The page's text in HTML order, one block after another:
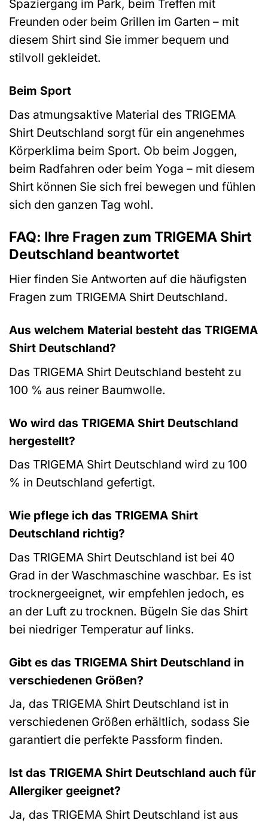
Spaziergang im Park, beim Treffen mit
Freunden oder beim Grillen im Garten – mit
diesem Shirt sind Sie immer bequem und
stilvoll gekleidet.
Beim Sport
Das atmungsaktive Material des TRIGEMA
Shirt Deutschland sorgt für ein angenehmes
Körperklima beim Sport. Ob beim Joggen,
beim Radfahren oder beim Yoga – mit diesem
Shirt können Sie sich frei bewegen und fühlen
sich den ganzen Tag wohl.
FAQ: Ihre Fragen zum TRIGEMA Shirt
Deutschland beantwortet
Hier finden Sie Antworten auf die häufigsten
Fragen zum TRIGEMA Shirt Deutschland.
Aus welchem Material besteht das TRIGEMA
Shirt Deutschland?
Das TRIGEMA Shirt Deutschland besteht zu
100 % aus reiner Baumwolle.
Wo wird das TRIGEMA Shirt Deutschland
hergestellt?
Das TRIGEMA Shirt Deutschland wird zu 100
% in Deutschland gefertigt.
Wie pflege ich das TRIGEMA Shirt
Deutschland richtig?
Das TRIGEMA Shirt Deutschland ist bei 40
Grad in der Waschmaschine waschbar. Es ist
trocknergeeignet, wir empfehlen jedoch, es
an der Luft zu trocknen. Bügeln Sie das Shirt
bei niedriger Temperatur auf links.
Gibt es das TRIGEMA Shirt Deutschland in
verschiedenen Größen?
Ja, das TRIGEMA Shirt Deutschland ist in
verschiedenen Größen erhältlich, sodass Sie
garantiert die perfekte Passform finden.
Ist das TRIGEMA Shirt Deutschland auch für
Allergiker geeignet?
Ja, das TRIGEMA Shirt Deutschland ist aus